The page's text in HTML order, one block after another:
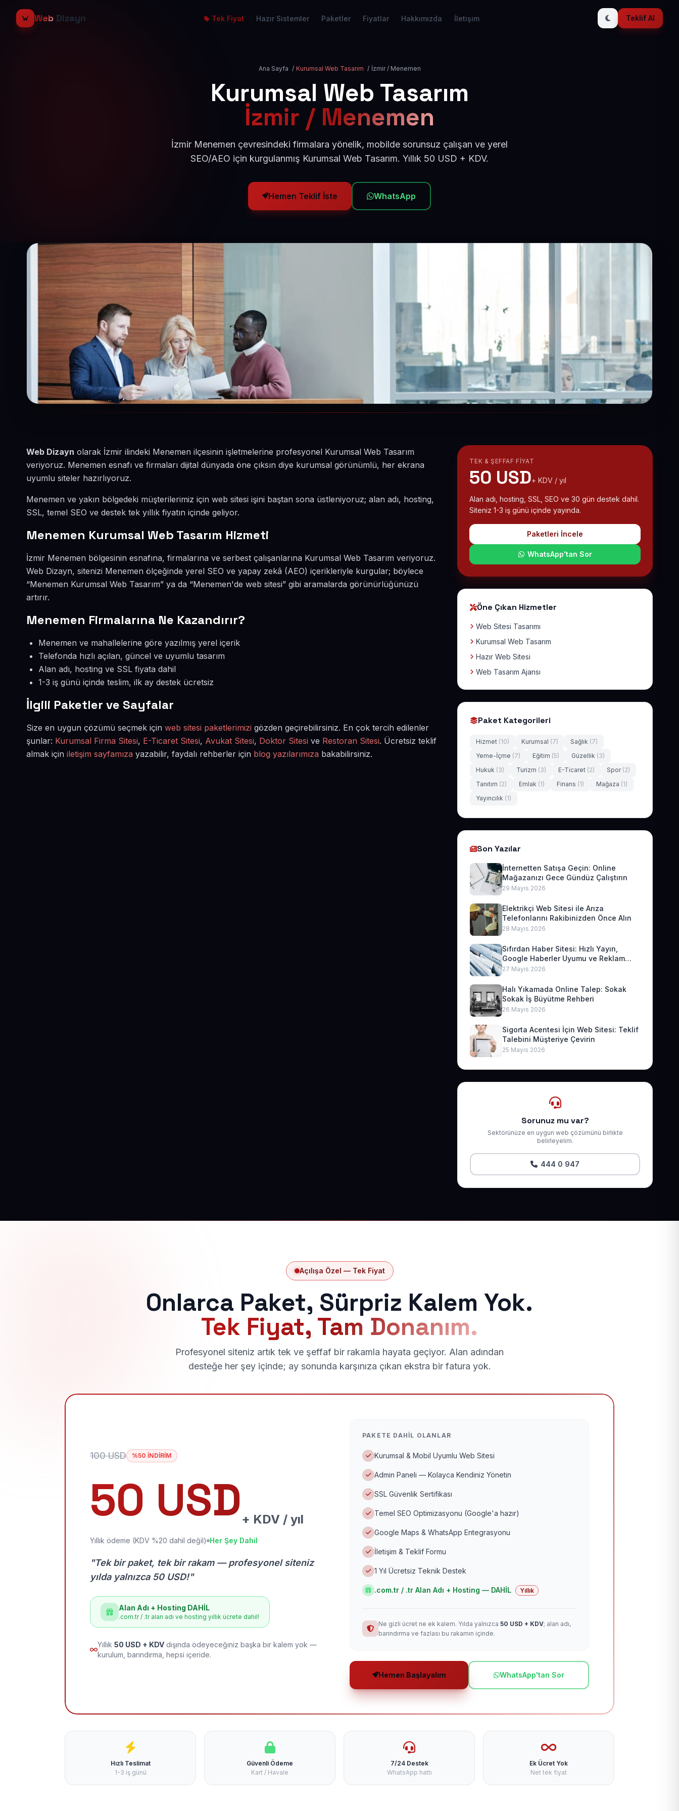
Web Dizayn Tek Fiyat Hazır Sistemler Paketler Fiyatlar Hakkımızda İletişim Teklif Al
Ana Sayfa / Kurumsal Web Tasarım / İzmir / Menemen
Kurumsal Web Tasarım
İzmir / Menemen
İzmir Menemen çevresindeki firmalara yönelik, mobilde sorunsuz çalışan ve yerel
SEO/AEO için kurgulanmış Kurumsal Web Tasarım. Yıllık 50 USD + KDV.
Hemen Teklif İste WhatsApp
Web Dizayn olarak İzmir ilindeki Menemen ilçesinin işletmelerine profesyonel Kurumsal Web Tasarım
veriyoruz. Menemen esnafı ve firmaları dijital dünyada öne çıksın diye kurumsal görünümlü, her ekrana
uyumlu siteler hazırlıyoruz.
Menemen ve yakın bölgedeki müşterilerimiz için web sitesi işini baştan sona üstleniyoruz; alan adı, hosting,
SSL, temel SEO ve destek tek yıllık fiyatın içinde geliyor.
Menemen Kurumsal Web Tasarım Hizmeti
İzmir Menemen bölgesinin esnafına, firmalarına ve serbest çalışanlarına Kurumsal Web Tasarım veriyoruz.
Web Dizayn, sitenizi Menemen ölçeğinde yerel SEO ve yapay zekâ (AEO) içerikleriyle kurgular; böylece
“Menemen Kurumsal Web Tasarım” ya da “Menemen'de web sitesi” gibi aramalarda görünürlüğünüzü
artırır.
Menemen Firmalarına Ne Kazandırır?
Menemen ve mahallelerine göre yazılmış yerel içerik
Telefonda hızlı açılan, güncel ve uyumlu tasarım
Alan adı, hosting ve SSL fiyata dahil
1-3 iş günü içinde teslim, ilk ay destek ücretsiz
İlgili Paketler ve Sayfalar
Size en uygun çözümü seçmek için web sitesi paketlerimizi gözden geçirebilirsiniz. En çok tercih edilenler
şunlar: Kurumsal Firma Sitesi, E-Ticaret Sitesi, Avukat Sitesi, Doktor Sitesi ve Restoran Sitesi. Ücretsiz teklif
almak için iletişim sayfamıza yazabilir, faydalı rehberler için blog yazılarımıza bakabilirsiniz.
TEK & ŞEFFAF FIYAT
50 USD+ KDV / yıl
Alan adı, hosting, SSL, SEO ve 30 gün destek dahil.
Siteniz 1-3 iş günü içinde yayında.
Paketleri İncele
WhatsApp'tan Sor
Öne Çıkan Hizmetler
Web Sitesi Tasarımı
Kurumsal Web Tasarım
Hazır Web Sitesi
Web Tasarım Ajansı
Paket Kategorileri
Hizmet (10) Kurumsal (7) Sağlık (7)
Yeme-İçme (7) Eğitim (5) Güzellik (3)
Hukuk (3) Turizm (3) E-Ticaret (2) Spor (2)
Tanıtım (2) Emlak (1) Finans (1) Mağaza (1)
Yayıncılık (1)
Son Yazılar
İnternetten Satışa Geçin: Online
Mağazanızı Gece Gündüz Çalıştırın
29 Mayıs 2026
Elektrikçi Web Sitesi ile Arıza
Telefonlarını Rakibinizden Önce Alın
28 Mayıs 2026
Sıfırdan Haber Sitesi: Hızlı Yayın,
Google Haberler Uyumu ve Reklam
Geliri
27 Mayıs 2026
Halı Yıkamada Online Talep: Sokak
Sokak İş Büyütme Rehberi
26 Mayıs 2026
Sigorta Acentesi İçin Web Sitesi: Teklif
Talebini Müşteriye Çevirin
25 Mayıs 2026
Sorunuz mu var?
Sektörünüze en uygun web çözümünü birlikte
belirleyelim.
444 0 947
Açılışa Özel — Tek Fiyat
Onlarca Paket, Sürpriz Kalem Yok.
Tek Fiyat, Tam Donanım.
Profesyonel siteniz artık tek ve şeffaf bir rakamla hayata geçiyor. Alan adından
desteğe her şey içinde; ay sonunda karşınıza çıkan ekstra bir fatura yok.
100 USD %50 İNDİRİM
50 USD + KDV / yıl
Yıllık ödeme (KDV %20 dahil değil) Her Şey Dahil
"Tek bir paket, tek bir rakam — profesyonel siteniz
yılda yalnızca 50 USD!"
Alan Adı + Hosting DAHİL
.com.tr / .tr alan adı ve hosting yıllık ücrete dahil!
Yıllık 50 USD + KDV dışında ödeyeceğiniz başka bir kalem yok —
kurulum, barındırma, hepsi içeride.
PAKETE DAHIL OLANLAR
Kurumsal & Mobil Uyumlu Web Sitesi
Admin Paneli — Kolayca Kendiniz Yönetin
SSL Güvenlik Sertifikası
Temel SEO Optimizasyonu (Google'a hazır)
Google Maps & WhatsApp Entegrasyonu
İletişim & Teklif Formu
1 Yıl Ücretsiz Teknik Destek
.com.tr / .tr Alan Adı + Hosting — DAHİL Yıllık
Ne gizli ücret ne ek kalem. Yılda yalnızca 50 USD + KDV; alan adı,
barındırma ve fazlası bu rakamın içinde.
Hemen Başlayalım WhatsApp'tan Sor
Hızlı Teslimat
1-3 iş günü
Güvenli Ödeme
Kart / Havale
7/24 Destek
WhatsApp hattı
Ek Ücret Yok
Net tek fiyat